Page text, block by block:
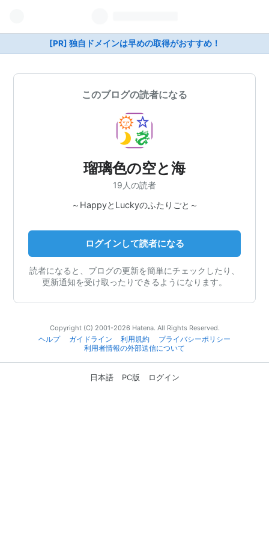
[PR] 独自ドメインは早めの取得がおすすめ！
このブログの読者になる
瑠璃色の空と海
19人の読者
～HappyとLuckyのふたりごと～
ログインして読者になる
読者になると、ブログの更新を簡単にチェックしたり、
更新通知を受け取ったりできるようになります。
Copyright (C) 2001-2026 Hatena. All Rights Reserved.
ヘルプ
ガイドライン 利用規約
プライバシーポリシー
利用者情報の外部送信について
日本語 PC版 ログイン